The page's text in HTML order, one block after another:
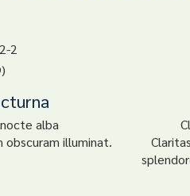
alba
obscuram illuminat.